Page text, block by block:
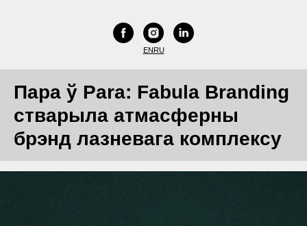
ENRU
Пара ў Para: Fabula Branding
стварыла атмасферны
брэнд лазневага комплексу